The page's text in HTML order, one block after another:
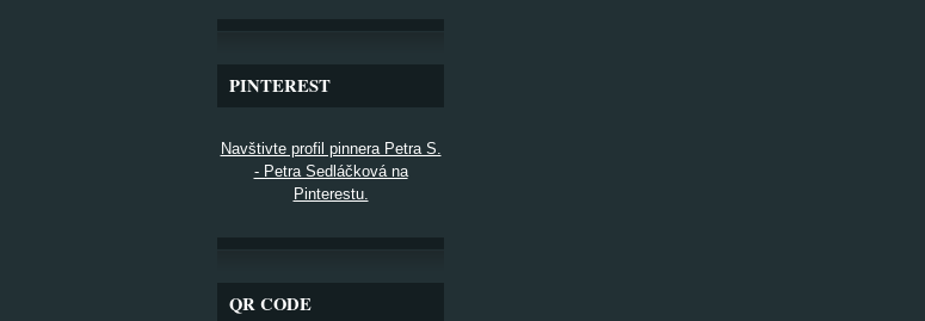
PINTEREST
Navštivte profil pinnera Petra S.
- Petra Sedláčková na
Pinterestu.
QR CODE